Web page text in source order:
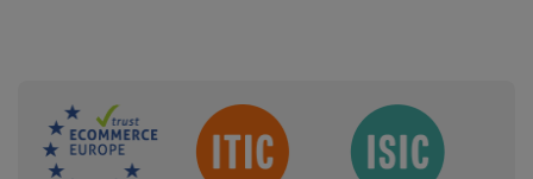
Sdružení